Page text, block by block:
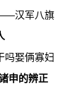
汉军八旗
吗娶俩寡妇
申的辨正